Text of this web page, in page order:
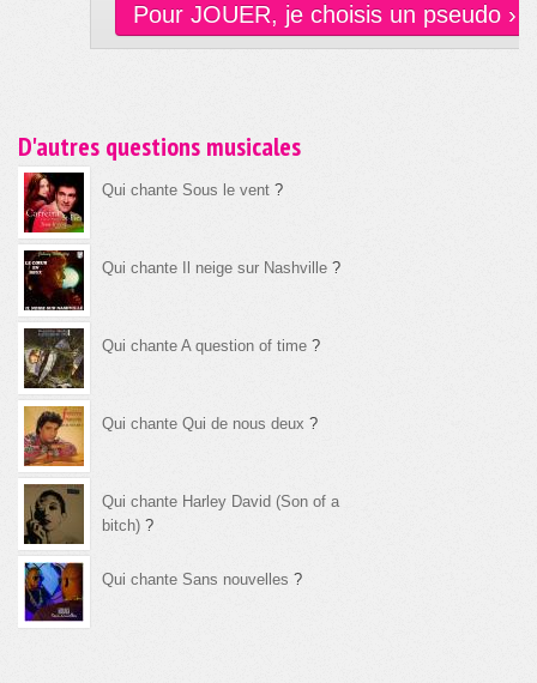
Pour JOUER, je choisis un pseudo ›
D'autres questions musicales
Qui chante Sous le vent ?
Qui chante Il neige sur Nashville ?
Qui chante A question of time ?
Qui chante Qui de nous deux ?
Qui chante Harley David (Son of a
bitch) ?
Qui chante Sans nouvelles ?